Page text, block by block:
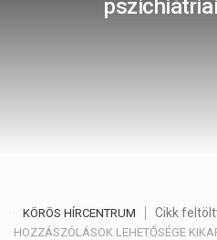
KÖRÖS HÍRCENTRUM Cikk
HOZZÁSZÓLÁSOK LEHETŐSÉGE